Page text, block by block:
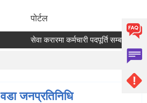
पोर्टल
सेवा करारमा कर्मचारी पदपूर्ति सम्बन्धी सूचना
वडा जनप्रतिनिधि